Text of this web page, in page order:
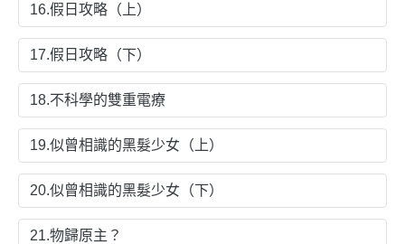
16.假日攻略（上）
17.假日攻略（下）
18.不科學的雙重電療
19.似曾相識的黑髮少女（上）
20.似曾相識的黑髮少女（下）
21.物歸原主？